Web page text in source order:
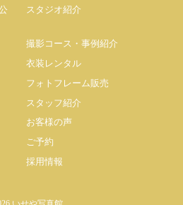
スタジオ紹介
撮影コース・事例紹介
衣装レンタル
フォトフレーム販売
スタッフ紹介
お客様の声
ご予約
採用情報